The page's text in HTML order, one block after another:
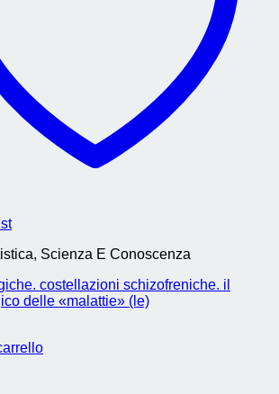
Scienza E Conoscenza
costellazioni schizofreniche. il
delle «malattie» (le)